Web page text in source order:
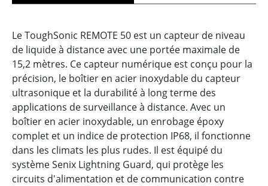
Le ToughSonic REMOTE 50 est un capteur de niveau
de liquide à distance avec une portée maximale de
15,2 mètres. Ce capteur numérique est conçu pour la
précision, le boîtier en acier inoxydable du capteur
ultrasonique et la durabilité à long terme des
applications de surveillance à distance. Avec un
boîtier en acier inoxydable, un enrobage époxy
complet et un indice de protection IP68, il fonctionne
dans les climats les plus rudes. Il est équipé du
système Senix Lightning Guard, qui protège les
circuits d'alimentation et de communication contre